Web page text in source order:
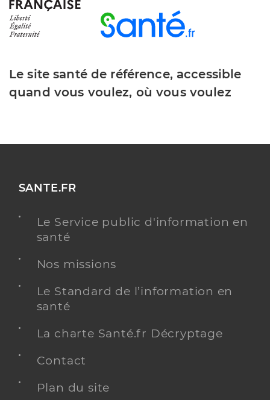
Le site santé de référence, accessible
quand vous voulez, où vous voulez
SANTE.FR
Le Service public d'information en
santé
Nos missions
Le Standard de l’information en
santé
La charte Santé.fr Décryptage
Contact
Plan du site